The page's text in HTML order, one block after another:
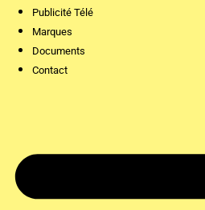
Publicité Télé
Marques
Documents
Contact